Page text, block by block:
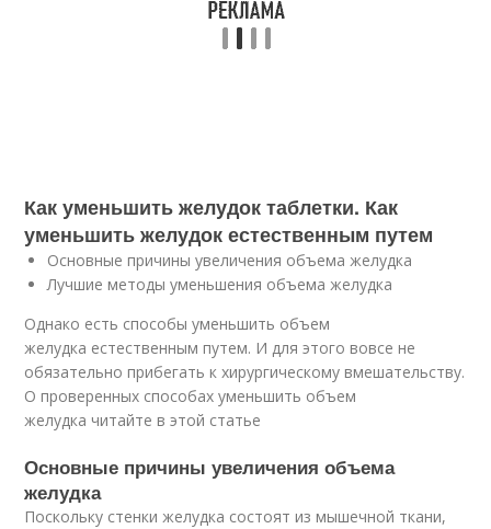
Как уменьшить желудок таблетки. Как
уменьшить желудок естественным путем
Основные причины увеличения объема желудка
Лучшие методы уменьшения объема желудка
Однако есть способы уменьшить объем
желудка естественным путем. И для этого вовсе не
обязательно прибегать к хирургическому вмешательству.
О проверенных способах уменьшить объем
желудка читайте в этой статье
Основные причины увеличения объема
желудка
Поскольку стенки желудка состоят из мышечной ткани,